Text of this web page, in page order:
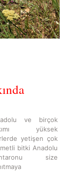
ve birçok
yüksek
yetişen çok
bitki Anadolu
size